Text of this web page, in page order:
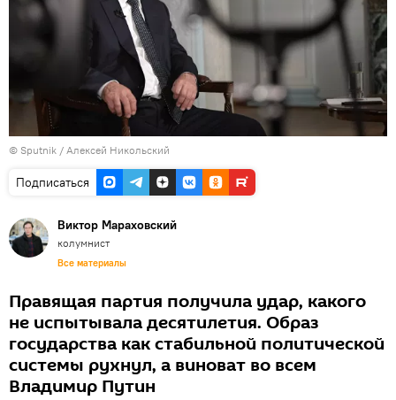
© Sputnik / Алексей Никольский
Подписаться
Виктор Мараховский
колумнист
Все материалы
Правящая партия получила удар, какого
не испытывала десятилетия. Образ
государства как стабильной политической
системы рухнул, а виноват во всем
Владимир Путин